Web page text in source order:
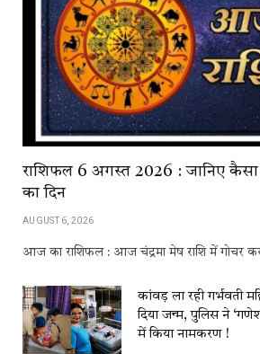
राशिफल 6 अगस्त 2026 : जानिए
का दिन
AUGUST 6, 2026
आज का राशिफल : आज चंद्रमा मेष राशि में गोचर
कांवड़​​ ला​​ रही​​ गर्भवती
दिया जन्म, पुलिस ने
में किया नामकरण !